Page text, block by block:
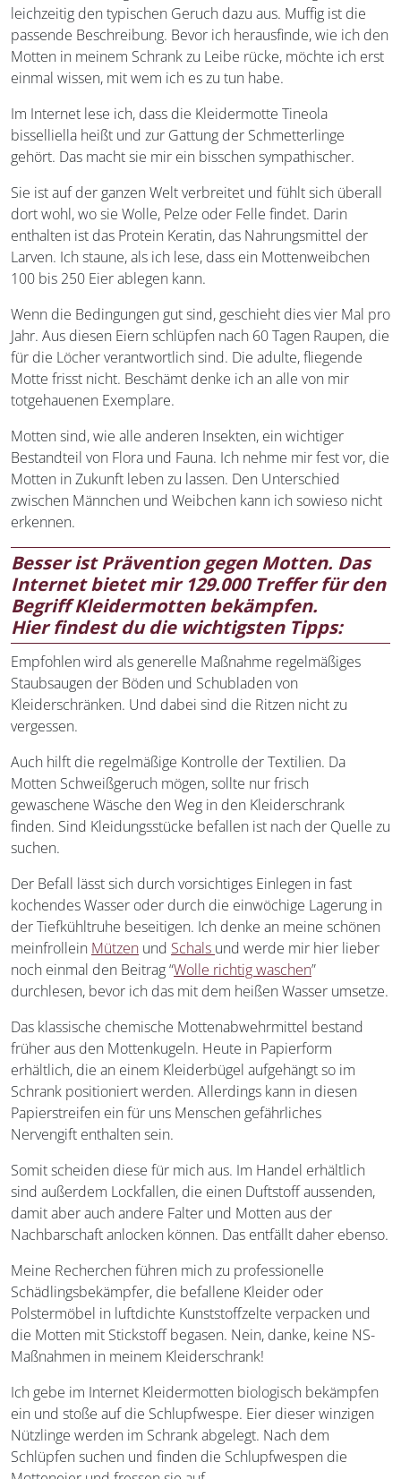
leichzeitig den typischen Geruch dazu aus. Muffig ist die
passende Beschreibung. Bevor ich herausfinde, wie ich den
Motten in meinem Schrank zu Leibe rücke, möchte ich erst
einmal wissen, mit wem ich es zu tun habe.
Im Internet lese ich, dass die Kleidermotte Tineola
bisselliella heißt und zur Gattung der Schmetterlinge
gehört. Das macht sie mir ein bisschen sympathischer.
Sie ist auf der ganzen Welt verbreitet und fühlt sich überall
dort wohl, wo sie Wolle, Pelze oder Felle findet. Darin
enthalten ist das Protein Keratin, das Nahrungsmittel der
Larven. Ich staune, als ich lese, dass ein Mottenweibchen
100 bis 250 Eier ablegen kann.
Wenn die Bedingungen gut sind, geschieht dies vier Mal pro
Jahr. Aus diesen Eiern schlüpfen nach 60 Tagen Raupen, die
für die Löcher verantwortlich sind. Die adulte, fliegende
Motte frisst nicht. Beschämt denke ich an alle von mir
totgehauenen Exemplare.
Motten sind, wie alle anderen Insekten, ein wichtiger
Bestandteil von Flora und Fauna. Ich nehme mir fest vor, die
Motten in Zukunft leben zu lassen. Den Unterschied
zwischen Männchen und Weibchen kann ich sowieso nicht
erkennen.
Besser ist Prävention gegen Motten. Das
Internet bietet mir 129.000 Treffer für den
Begriff Kleidermotten bekämpfen.
Hier findest du die wichtigsten Tipps:
Empfohlen wird als generelle Maßnahme regelmäßiges
Staubsaugen der Böden und Schubladen von
Kleiderschränken. Und dabei sind die Ritzen nicht zu
vergessen.
Auch hilft die regelmäßige Kontrolle der Textilien. Da
Motten Schweißgeruch mögen, sollte nur frisch
gewaschene Wäsche den Weg in den Kleiderschrank
finden. Sind Kleidungsstücke befallen ist nach der Quelle zu
suchen.
Der Befall lässt sich durch vorsichtiges Einlegen in fast
kochendes Wasser oder durch die einwöchige Lagerung in
der Tiefkühltruhe beseitigen. Ich denke an meine schönen
meinfrollein Mützen und Schals und werde mir hier lieber
noch einmal den Beitrag “Wolle richtig waschen”
durchlesen, bevor ich das mit dem heißen Wasser umsetze.
Das klassische chemische Mottenabwehrmittel bestand
früher aus den Mottenkugeln. Heute in Papierform
erhältlich, die an einem Kleiderbügel aufgehängt so im
Schrank positioniert werden. Allerdings kann in diesen
Papierstreifen ein für uns Menschen gefährliches
Nervengift enthalten sein.
Somit scheiden diese für mich aus. Im Handel erhältlich
sind außerdem Lockfallen, die einen Duftstoff aussenden,
damit aber auch andere Falter und Motten aus der
Nachbarschaft anlocken können. Das entfällt daher ebenso.
Meine Recherchen führen mich zu professionelle
Schädlingsbekämpfer, die befallene Kleider oder
Polstermöbel in luftdichte Kunststoffzelte verpacken und
die Motten mit Stickstoff begasen. Nein, danke, keine NS-
Maßnahmen in meinem Kleiderschrank!
Ich gebe im Internet Kleidermotten biologisch bekämpfen
ein und stoße auf die Schlupfwespe. Eier dieser winzigen
Nützlinge werden im Schrank abgelegt. Nach dem
Schlüpfen suchen und finden die Schlupfwespen die